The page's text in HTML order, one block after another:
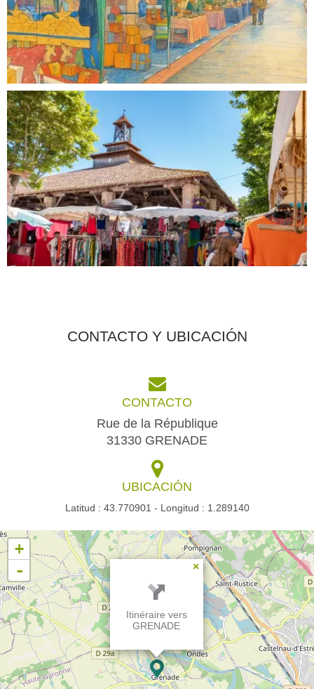
CONTACTO Y UBICACIÓN
CONTACTO
Rue de la République
31330 GRENADE
UBICACIÓN
Latitud : 43.770901 - Longitud : 1.289140
×
Itinéraire vers
GRENADE
+
-